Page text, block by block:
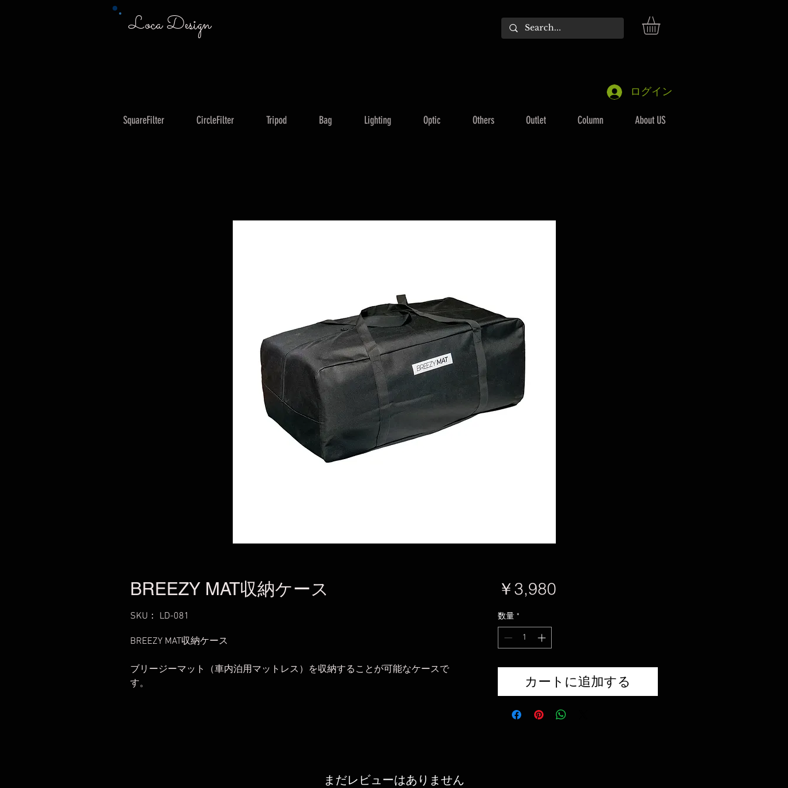
Loca Design
ログイン
SquareFilter CircleFilter Tripod Bag Lighting Optic Others Outlet Column About US
BREEZY MAT収納ケース
SKU： LD-081
BREEZY MAT収納ケース
ブリージーマット（車内泊用マットレス）を収納することが可能なケースで
す。
￥3,980価
数量 *
カートに追加する
まだレビューはありません